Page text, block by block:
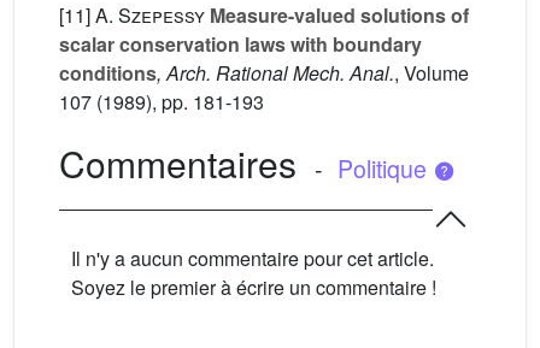
[11]A. Szepessy Measure-valued solutions of
scalar conservation laws with boundary
conditions, Arch. Rational Mech. Anal., Volume
107 (1989), pp. 181-193
Commentaires - Politique
Il n'y a aucun commentaire pour cet article.
Soyez le premier à écrire un commentaire !